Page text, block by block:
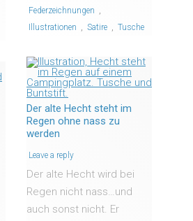
Federzeichnungen
Illustrationen Satire Tusche
Der alte Hecht steht im
Regen ohne nass zu
werden
Leave a reply
Der alte Hecht wird bei
Regen nicht nass…und
auch sonst nicht. Er